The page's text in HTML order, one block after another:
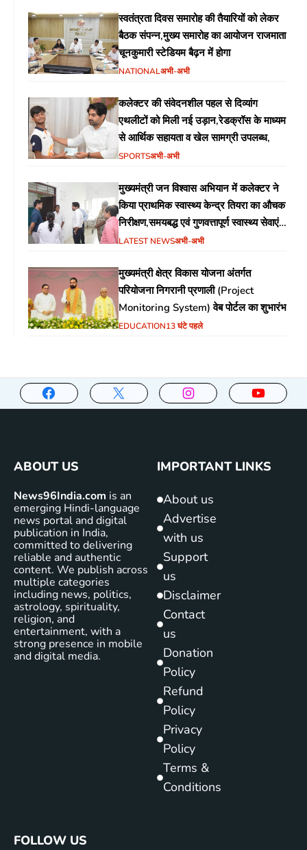
स्वतंत्रता दिवस समारोह की तैयारियों को लेकर
बैठक संपन्न,मुख्य समारोह का आयोजन राजमाता
चूनकुमारी स्टेडियम बैढ़न में होगा
NATIONALअभी-अभी
कलेक्टर की संवेदनशील पहल से दिव्यांग
एथलीटों को मिली नई उड़ान,रेडक्रॉस के माध्यम
से आर्थिक सहायता व खेल सामग्री उपलब्ध,
SPORTSअभी-अभी
मुख्यमंत्री जन विश्वास अभियान में कलेक्टर ने
किया प्राथमिक स्वास्थ्य केन्द्र तियरा का औचक
निरीक्षण,समयबद्ध एवं गुणवत्तापूर्ण स्वास्थ्य सेवाएं
सुनिश्चित करने के दिए निर्देश
LATEST NEWSअभी-अभी
मुख्यमंत्री क्षेत्र विकास योजना अंतर्गत
परियोजना निगरानी प्रणाली (Project
Monitoring System) वेब पोर्टल का शुभारंभ
EDUCATION13 घंटे पहले
ABOUT US
News96India.com is an
emerging Hindi-language
news portal and digital
publication in India,
committed to delivering
reliable and authentic
content. We publish across
multiple categories
including news, politics,
astrology, spirituality,
religion, and
entertainment, with a
strong presence in mobile
and digital media.
IMPORTANT LINKS
About us
Advertise
with us
Support
us
Disclaimer
Contact
us
Donation
Policy
Refund
Policy
Privacy
Policy
Terms &
Conditions
FOLLOW US